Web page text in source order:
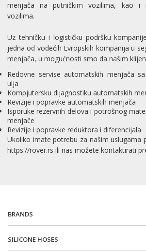
menjača na putničkim vozilima, kao i
vozilima.
Uz tehničku i logističku podršku
jedna od vodećih Evropskih kompanija u
menjača, u mogućnosti smo da našim
Redovne servise automatskih menjača
ulja
Kompjutersku dijagnostiku automatskih
Revizije i popravke automatskih menjača
Isporuke rezervnih delova i potrošnog
menjače
Revizije i popravke reduktora i diferencijala
Ukoliko imate potrebu za našim uslugama
https://rover.rs ili nas možete kontaktirati
BRANDS
Iveco (54)
SILICONE HOSES